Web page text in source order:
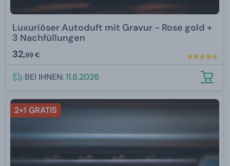
Luxuriöser Autoduft mit Gravur - Rose gold +
3 Nachfüllungen
32,99 €
BEI IHNEN:11.8.2026
2+1 GRATIS